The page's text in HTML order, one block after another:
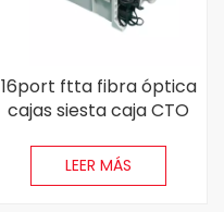
16port ftta fibra óptica
cajas siesta caja CTO
LEER MÁS